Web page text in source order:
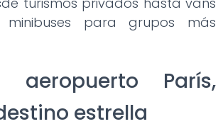
minibuses para grupos más
aeropuerto París,
estrella